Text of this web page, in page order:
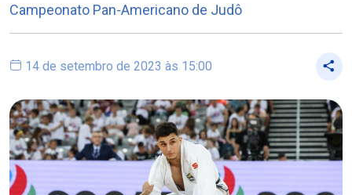
Campeonato Pan-Americano de Judô
14 de setembro de 2023 às 15:00